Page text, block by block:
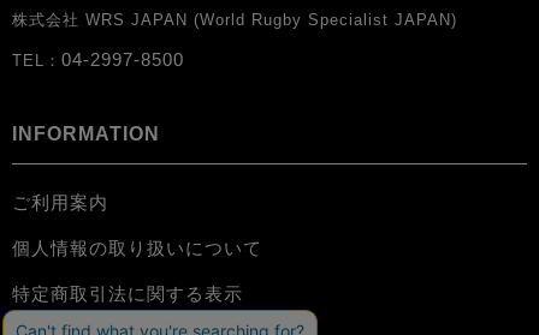
株式会社 WRS JAPAN (World Rugby Specialist JAPAN)
TEL： 04-2997-8500
INFORMATION
ご利用案内
個人情報の取り扱いについて
特定商取引法に関する表示